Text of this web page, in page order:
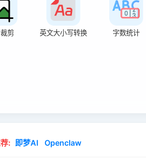
剪 英文大小写转换 字数统计
: 即梦AI Openclaw